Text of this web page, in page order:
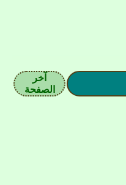
آخر
الصفحة